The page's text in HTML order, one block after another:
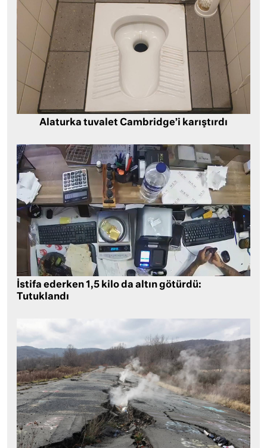
Alaturka tuvalet Cambridge’i karıştırdı
İstifa ederken 1,5 kilo da altın götürdü:
Tutuklandı